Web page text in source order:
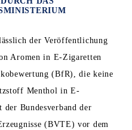
der Veröffentlichung
Aromen in E-Zigaretten
(BfR), die keine
Menthol in E-
Bundesverband der
(BVTE) vor dem